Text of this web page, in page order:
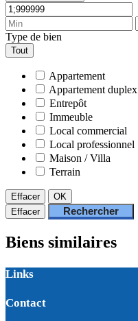
Type de bien
Tout
Appartement
Appartement duplex
Entrepôt
Immeuble
Local commercial
Local professionnel
Maison / Villa
Terrain
Effacer
OK
Effacer
Rechercher
Biens similaires
Links
Contact